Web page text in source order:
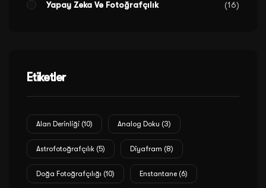
Yapay Zeka Ve Fotoğrafçılık 16
Etiketler
Alan Derinliği (10) Analog Doku (3)
Astrofotoğrafçılık (5) Diyafram (8)
Doğa Fotoğrafçılığı (10) Enstantane (6)